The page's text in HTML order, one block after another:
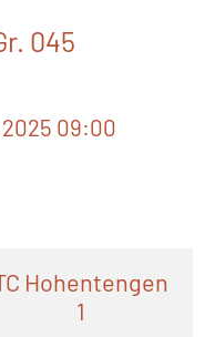
045
09:00
Hohentengen
1